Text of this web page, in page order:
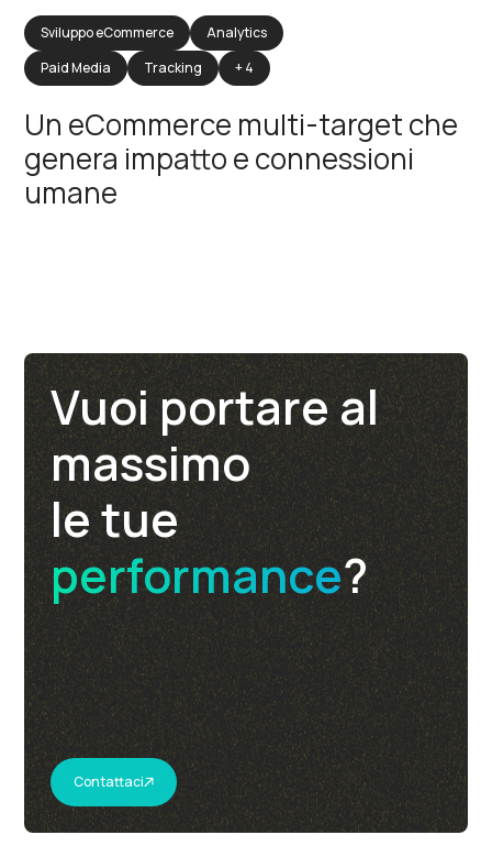
Sviluppo eCommerce
Analytics
Paid Media
Tracking + 4
Un eCommerce multi-target che
genera impatto e connessioni
umane
Vuoi portare al
massimo
le tue
performance?
Contattaci